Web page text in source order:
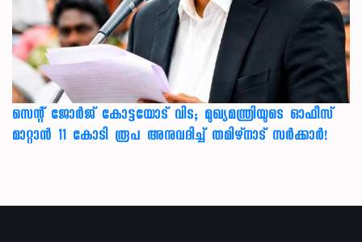
സെന്റ് ജോർജ് കോട്ടയോട് വിട; മുഖ്യമന്ത്രിയുടെ ഓഫീസ്
മാറ്റാൻ 11 കോടി രൂപ അനുവദിച്ച് തമിഴ്നാട് സർക്കാർ!